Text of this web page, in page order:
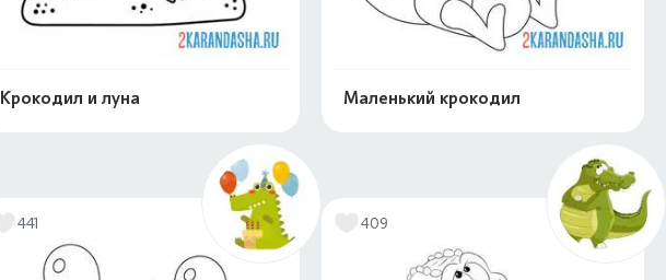
Крокодил и луна
Распечатать и скачать
Маленький крокодил
441 409